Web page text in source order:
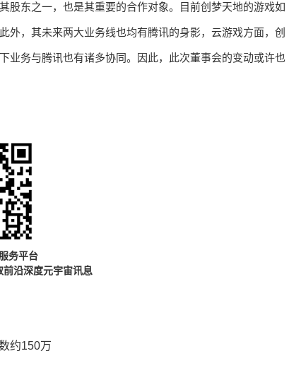
股东之一，也是其重要的合作对象。目前创梦天地的游戏如
外，其未来两大业务线也均有腾讯的身影，云游戏方面，创
业务与腾讯也有诸多协同。因此，此次董事会的变动或许也
务平台
沿深度元宇宙讯息
约150万